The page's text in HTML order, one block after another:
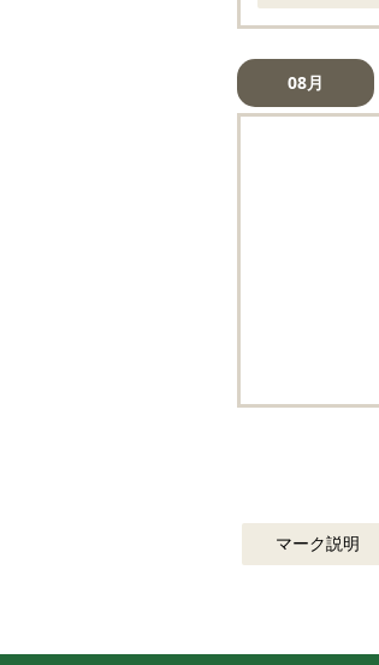
08月
マーク説明